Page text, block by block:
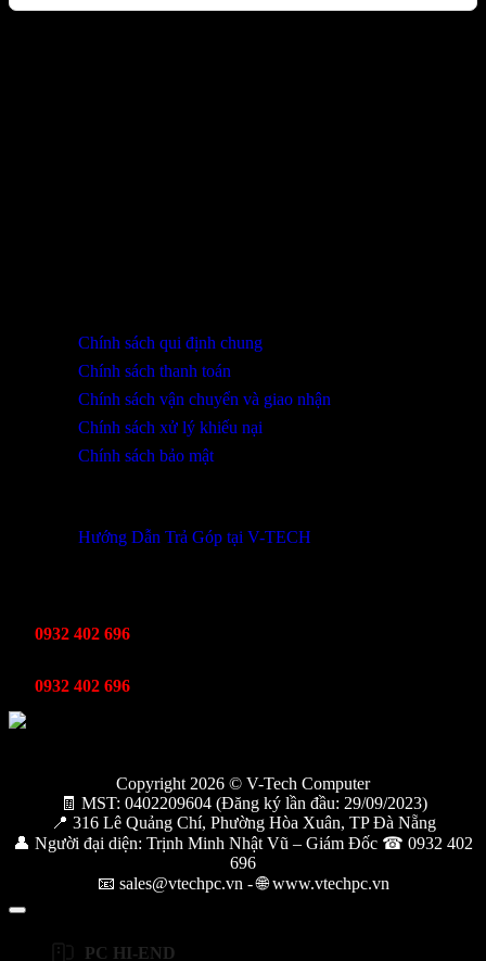
Chính sách qui định chung
Chính sách thanh toán
Chính sách vận chuyển và giao nhận
Chính sách xử lý khiếu nại
Chính sách bảo mật
Hướng Dẫn Trả Góp tại V-TECH
0932 402 696
0932 402 696
Copyright 2026 © V-Tech Computer
🧾 MST: 0402209604 (Đăng ký lần đầu: 29/09/2023)
📍 316 Lê Quảng Chí, Phường Hòa Xuân, TP Đà Nẵng
👤 Người đại diện: Trịnh Minh Nhật Vũ – Giám Đốc ☎ 0932 402
696
📧 sales@vtechpc.vn - 🌐 www.vtechpc.vn
PC HI-END